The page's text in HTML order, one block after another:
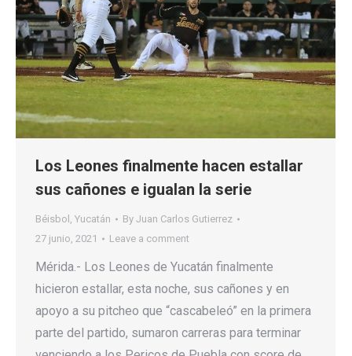
Los Leones finalmente hacen estallar
sus cañones e igualan la serie
Béisbol , Yucatán By Juan Carlos Gutierrez
27 junio, 2021
Leave a comment
Mérida.- Los Leones de Yucatán finalmente
hicieron estallar, esta noche, sus cañones y en
apoyo a su pitcheo que “cascabeleó” en la primera
parte del partido, sumaron carreras para terminar